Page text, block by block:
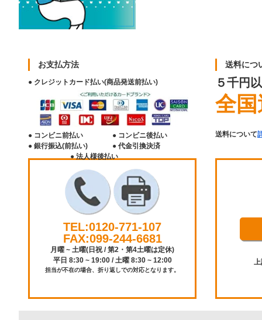
お支払方法
● クレジットカード払い(商品発送前払い)
● コンビニ前払い
● コンビニ後払い
● 銀行振込(前払い)
● 代金引換決済
● 法人様後払い
TEL:0120-771-107
FAX:099-244-6681
月曜 ~ 土曜(日祝 / 第2・第4土曜は定休)
平日 8:30 ~ 19:00 / 土曜 8:30 ~ 12:00
担当が不在の場合、折り返しでの対応となります。
送料につ
５千円
全
送料について